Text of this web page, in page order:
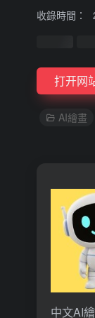
收錄時間：
打开网
AI繪畫
中文AI